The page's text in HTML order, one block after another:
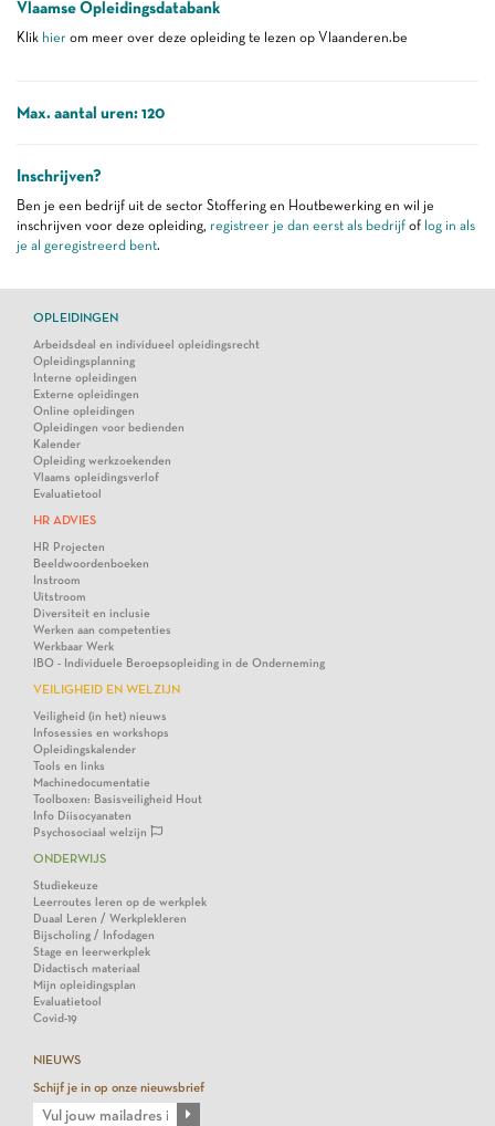
Vlaamse Opleidingsdatabank
Klik hier om meer over deze opleiding te lezen op Vlaanderen.be
Max. aantal uren: 120
Inschrijven?
Ben je een bedrijf uit de sector Stoffering en Houtbewerking en wil je
inschrijven voor deze opleiding, registreer je dan eerst als bedrijf of log in als
je al geregistreerd bent.
OPLEIDINGEN
Arbeidsdeal en individueel opleidingsrecht
Opleidingsplanning
Interne opleidingen
Externe opleidingen
Online opleidingen
Opleidingen voor bedienden
Kalender
Opleiding werkzoekenden
Vlaams opleidingsverlof
Evaluatietool
HR ADVIES
HR Projecten
Beeldwoordenboeken
Instroom
Uitstroom
Diversiteit en inclusie
Werken aan competenties
Werkbaar Werk
IBO - Individuele Beroepsopleiding in de Onderneming
VEILIGHEID EN WELZIJN
Veiligheid (in het) nieuws
Infosessies en workshops
Opleidingskalender
Tools en links
Machinedocumentatie
Toolboxen: Basisveiligheid Hout
Info Diisocyanaten
Psychosociaal welzijn
ONDERWIJS
Studiekeuze
Leerroutes leren op de werkplek
Duaal Leren / Werkplekleren
Bijscholing / Infodagen
Stage en leerwerkplek
Didactisch materiaal
Mijn opleidingsplan
Evaluatietool
Covid-19
NIEUWS
Schijf je in op onze nieuwsbrief